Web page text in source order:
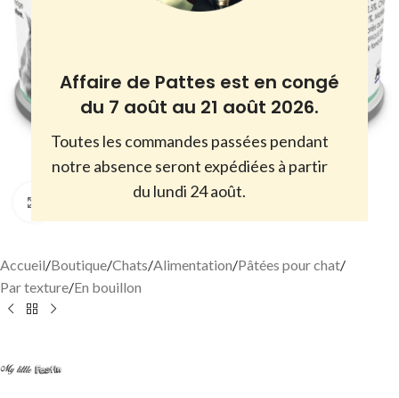
Affaire de Pattes est en congé
du 7 août au 21 août 2026.
Toutes les commandes passées pendant
notre absence seront expédiées à partir
du lundi 24 août.
Cliquez pour agrandir
Accueil/Boutique/Chats/Alimentation/Pâtées pour chat/
Par texture/En bouillon